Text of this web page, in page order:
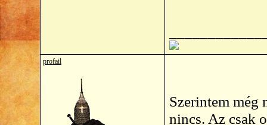
profail
Szerintem még
nincs. Az csak